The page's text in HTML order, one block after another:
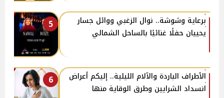
5
برعاية وشوشة.. نوال الزغبي ووائل جسار
يحييان حفلًا غنائيًا بالساحل الشمالي
6
الأطراف الباردة والآلام الليلية.. إليكم أعراض
انسداد الشرايين وطرق الوقاية منها